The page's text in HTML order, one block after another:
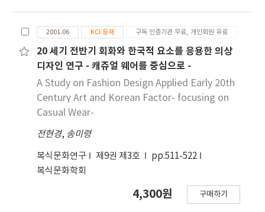
contemporary fashion, the clothing item is
morphed into a completely new identity. The
real body is transformed by clothes, as well
as by other forms (prosthetics, plastic
surgery), called human extensions. The
evolution of the body and clothes enshrining
and styles in line with every author
presented in the “Signature” project. For
them, the body should be in harmony with its
inner and outer surrounding, since it has a
need to intervene and change its nature. We
live in a hyper-consumerist society in which
2001.06 KCI 등재 구독 인증기관 무료, 개인회원 유료
20 세기 전반기 회화와 한국적 요소를 응용한 의상
디자인 연구 - 캐쥬얼 웨어를 중심으로 -
A Study on Fashion Design Applied Early 20th
Centurγ Art and Korean Factor- focusing on
Casual Wear-
전현경, 송미령
복식문화연구 제9권 제3호
pp.511-522
복식문화학회
4,300원 구매하기